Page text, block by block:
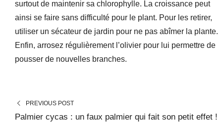
surtout de maintenir sa chlorophylle. La croissance peut
ainsi se faire sans difficulté pour le plant. Pour les retirer,
utiliser un sécateur de jardin pour ne pas abîmer la plante.
Enfin, arrosez régulièrement l’olivier pour lui permettre de
pousser de nouvelles branches.
PREVIOUS POST
Palmier cycas : un faux palmier qui fait son petit effet !